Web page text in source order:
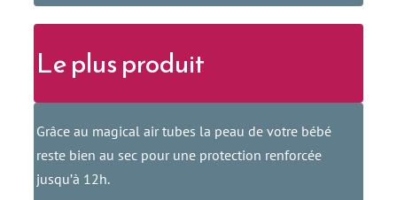
Le plus produit
Grâce au magical air tubes la peau de votre bébé
reste bien au sec pour une protection renforcée
jusqu’à 12h.